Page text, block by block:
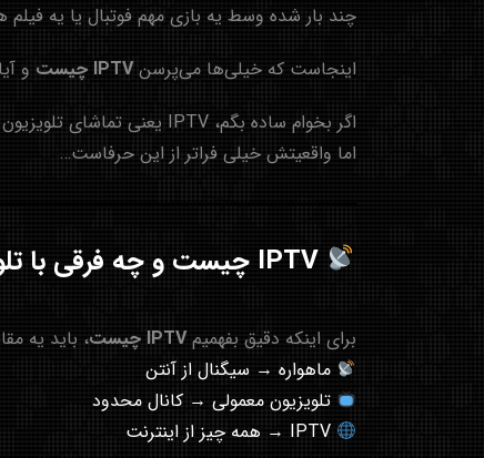
چند بار شده وسط یه بازی مهم فوتبال یا یه
اینجاست که خیلی‌ها می‌پرسنIPTV چیست
و
اگر بخوام ساده بگم، IPTV یعنی تماشای تلویزیون از طریق اینترنت؛
اما واقعیتش خیلی فراتر از این حرفاست…
IPTV چیست و چه فرقی با تلویزیون معمولی دارد؟
برای اینکه دقیق بفهمیمIPTV چیست
، باید یه
ماهواره → سیگنال از آنتن
تلویزیون معمولی → کانال محدود
IPTV → همه چیز از اینترنت